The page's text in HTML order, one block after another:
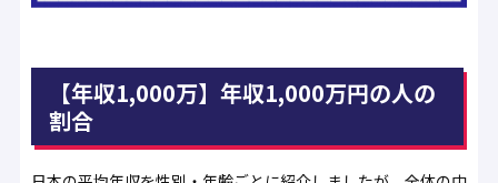
【年収1,000万】年収1,000万円の人の
割合